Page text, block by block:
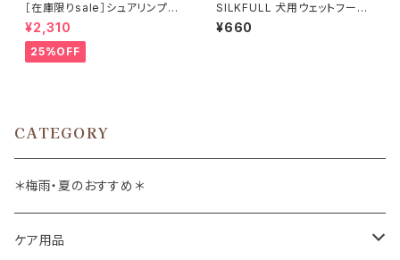
［在庫限りsale］シュアリンプウ
newスキンケアスプレー 200m
l¥2,310
25%OFF
SILKFULL 犬用ウェットフード
チキン味 100g (シルクフル)
¥660
CATEGORY
＊梅雨・夏のおすすめ＊
ケア用品